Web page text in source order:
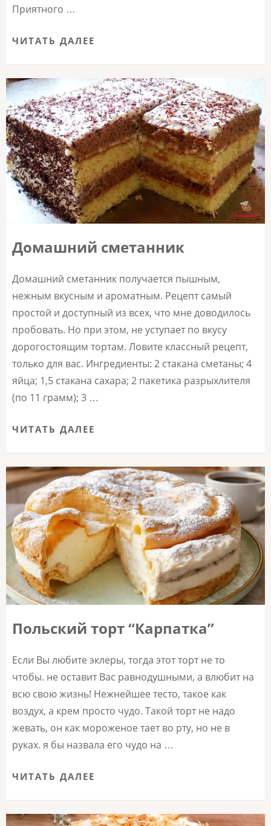
Приятного …
ЧИТАТЬ ДАЛЕЕ
Домашний сметанник
Домашний сметанник получается пышным,
нежным вкусным и ароматным. Рецепт самый
простой и доступный из всех, что мне доводилось
пробовать. Но при этом, не уступает по вкусу
дорогостоящим тортам. Ловите классный рецепт,
только для вас. Ингредиенты: 2 стакана сметаны; 4
яйца; 1,5 стакана сахара; 2 пакетика разрыхлителя
(по 11 грамм); 3 …
ЧИТАТЬ ДАЛЕЕ
Польский торт “Карпатка”
Если Вы любите эклеры, тогда этот торт не то
чтобы. не оставит Вас равнодушными, а влюбит на
всю свою жизнь! Нежнейшее тесто, такое как
воздух, а крем просто чудо. Такой торт не надо
жевать, он как мороженое тает во рту, но не в
руках. я бы назвала его чудо на …
ЧИТАТЬ ДАЛЕЕ